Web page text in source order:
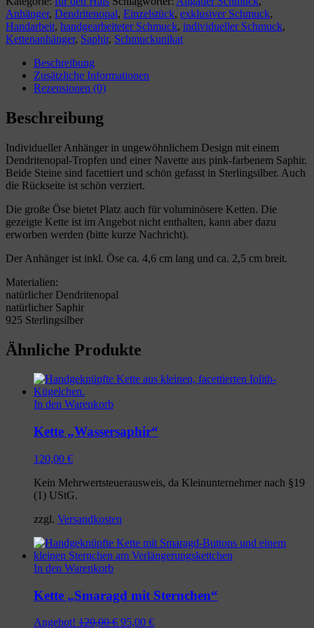
your
Life"
Menge
Anhänger, Dendritenopal, Einzelstück, exklusiver Schmuck,
Handarbeit, handgearbeiteter Schmuck, individueller Schmuck,
Kettenanhänger, Saphir, Schmuckunikat
Beschreibung
Zusätzliche Informationen
Rezensionen (0)
Beschreibung
Individueller Anhänger in ungewöhnlichem Design mit einem
Dendritenopal-Tropfen und einer Navette aus pink-farbenem Saphir.
Beide Steine sind facettiert und schön gefasst in Sterlingsilber. Auch
die Rückseite ist schön verziert.
Die große Öse bietet Platz auch für voluminösere Ketten. Die
gezeigte Kette ist im Angebot nicht enthalten, kann aber dazu
erworben werden (bitte kurze Nachricht).
Der Anhänger ist inkl. Öse ca. 4,6 cm lang und ca. 2,5 cm breit.
Materialien:
natürlicher Dendritenopal
natürlicher Saphir
925 Sterlingsilber
Ähnliche Produkte
In den Warenkorb
Kette „Wassersaphir“
120,00 €
Kein Mehrwertsteuerausweis, da Kleinunternehmer nach §19
(1) UStG.
zzgl. Versandkosten
In den Warenkorb
Kette „Smaragd mit Sternchen“
Angebot! 120,00€ Ursprünglicher
95,00 €Aktueller